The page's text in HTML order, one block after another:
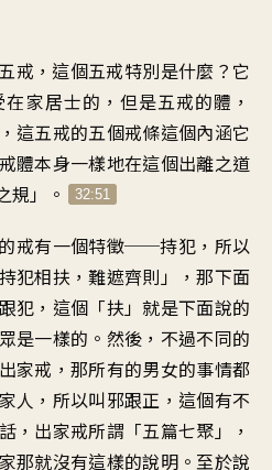
戒，這個五戒特別是什麼？它
家居士的，但是五戒的體，
這五戒的五個戒條這個內涵它
體本身一樣地在這個出離之道
規」。
32:51
戒有一個特徵──持犯，所以
犯相扶，難遮齊則」，那下面
犯，這個「扶」就是下面說的
是一樣的。然後，不過不同的
家戒，那所有的男女的事情都
人，所以叫邪跟正，這個有不
，出家戒所謂「五篇七聚」，
那就沒有這樣的說明。至於說